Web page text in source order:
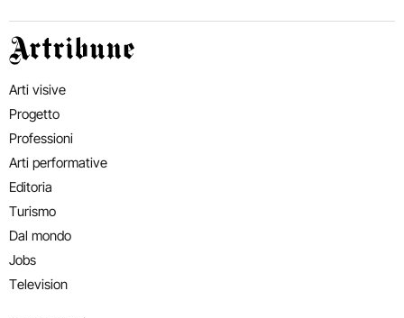
Artribune
Arti visive
Progetto
Professioni
Arti performative
Editoria
Turismo
Dal mondo
Jobs
Television